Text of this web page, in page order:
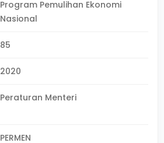
Program Pemulihan Ekonomi
Nasional
85
2020
Peraturan Menteri
PERMEN